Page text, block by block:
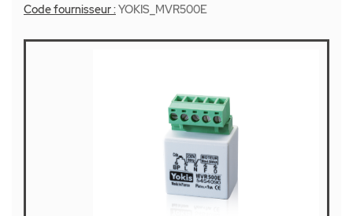
Code fournisseur :YOKIS_MVR500E